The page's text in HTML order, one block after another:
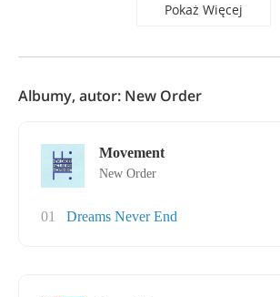
Pokaż Więcej
Albumy, autor: New Order
Movement
New Order
01 Dreams Never End